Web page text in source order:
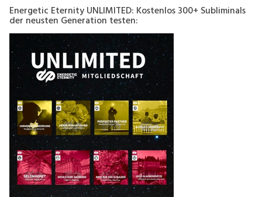
Energetic Eternity UNLIMITED: Kostenlos 300+ Subliminals
der neusten Generation testen: